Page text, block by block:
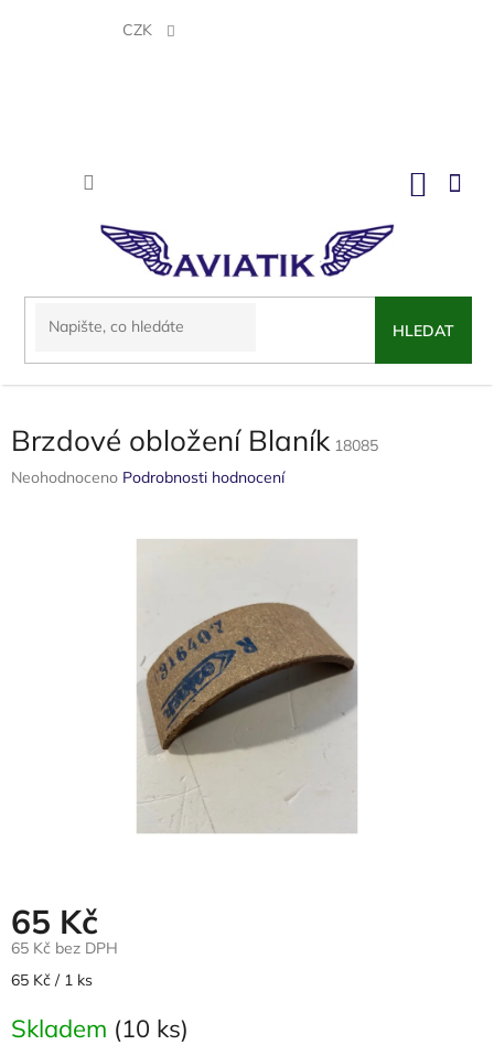
CZK
HLEDAT
Brzdové obložení Blaník 18085
Průměrné
Neohodnoceno Podrobnosti hodnocení
65 Kč
65 Kč bez DPH
Měrná
65 Kč / 1 ks
Skladem (10 ks)